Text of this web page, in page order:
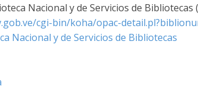
Nacional y de Servicios de Bibliotecas
cgi-bin/koha/opac-
Nacional y de Servicios de Bibliotecas